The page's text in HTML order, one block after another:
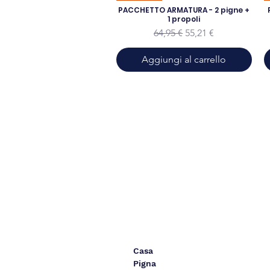
PACCHETTO ARMATURA - 2 pigne +
1 propoli
Prezzo regolare
64,95 € Prezzo scontato
55,21 €
Aggiungi al carrello
Casa
Pigna